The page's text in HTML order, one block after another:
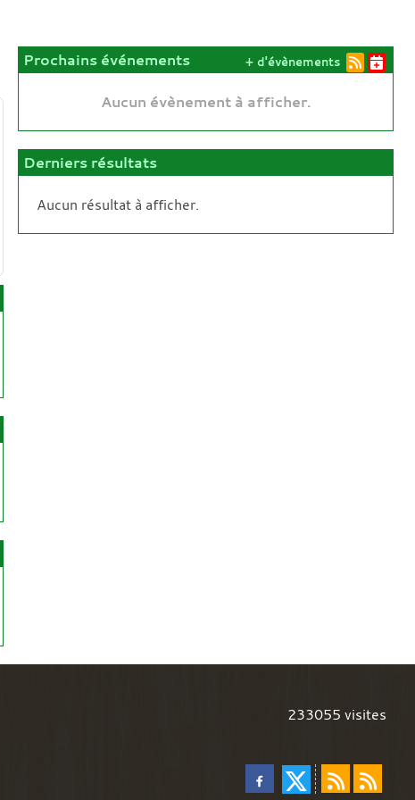
Prochains événements
Aucun évènement à afficher.
+ d'évènements
Derniers résultats
Aucun résultat à afficher.
233055 visites